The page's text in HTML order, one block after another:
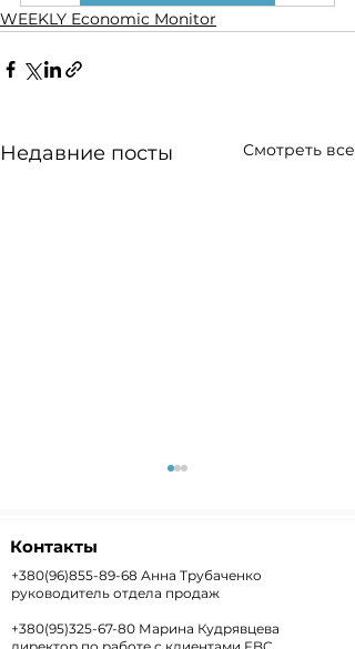
WEEKLY Economic Monitor
Недавние посты Смотреть все
Контакты
+380(96)855-89-68 Анна Трубаченко
руководитель отдела продаж
+380(95)325-67-80 Марина Кудрявцева